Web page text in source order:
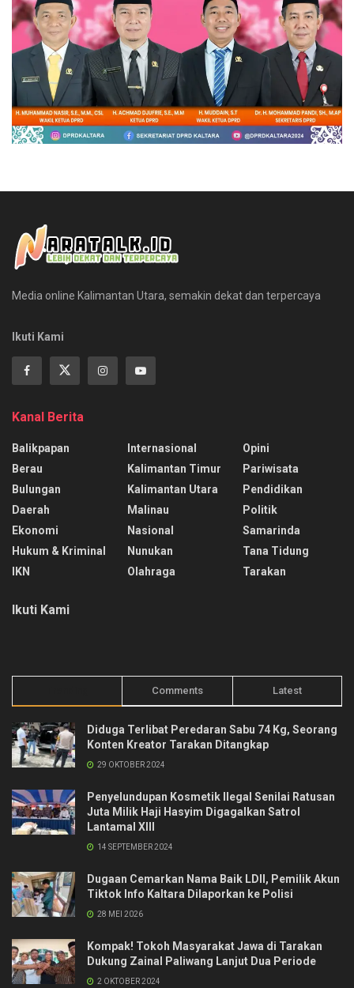
Media online Kalimantan Utara, semakin dekat dan terpercaya
Ikuti Kami
Kanal Berita
Balikpapan
Berau
Bulungan
Daerah
Ekonomi
Hukum & Kriminal
IKN
Internasional
Kalimantan Timur
Kalimantan Utara
Malinau
Nasional
Nunukan
Olahraga
Opini
Pariwisata
Pendidikan
Politik
Samarinda
Tana Tidung
Tarakan
Ikuti Kami
Comments Latest
Diduga Terlibat Peredaran Sabu 74 Kg, Seorang
Konten Kreator Tarakan Ditangkap
29 OKTOBER 2024
Penyelundupan Kosmetik Ilegal Senilai Ratusan
Juta Milik Haji Hasyim Digagalkan Satrol
Lantamal XIII
14 SEPTEMBER 2024
Dugaan Cemarkan Nama Baik LDII, Pemilik Akun
Tiktok Info Kaltara Dilaporkan ke Polisi
28 MEI 2026
Kompak! Tokoh Masyarakat Jawa di Tarakan
Dukung Zainal Paliwang Lanjut Dua Periode
2 OKTOBER 2024